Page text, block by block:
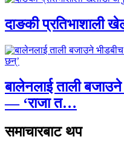
दाङकी प्रतिभाशाली
बालेनलाई ताली
— ‘राजा त…
समाचारबाट थप